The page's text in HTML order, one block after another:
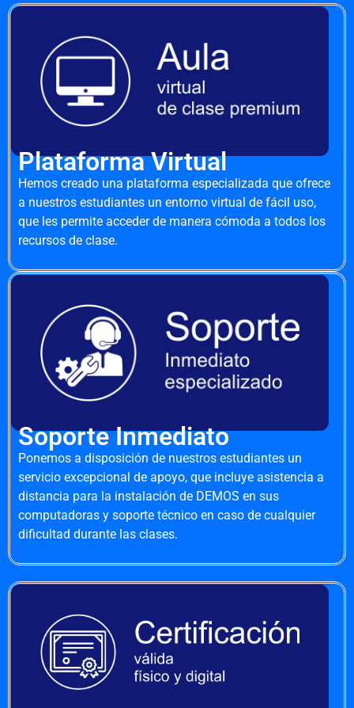
Plataforma Virtual
Hemos creado una plataforma especializada que ofrece
a nuestros estudiantes un entorno virtual de fácil uso,
que les permite acceder de manera cómoda a todos los
recursos de clase.
Soporte Inmediato
Ponemos a disposición de nuestros estudiantes un
servicio excepcional de apoyo, que incluye asistencia a
distancia para la instalación de DEMOS en sus
computadoras y soporte técnico en caso de cualquier
dificultad durante las clases.